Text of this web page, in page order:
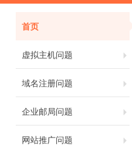
首页
虚拟主机问题
域名注册问题
企业邮局问题
网站推广问题